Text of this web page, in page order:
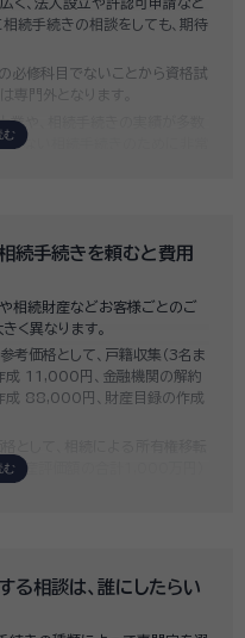
続手続きの相談をしても、期待
必修科目でないことから資格試
専門外となります。
業や、相続手続きの実績が多数
のない相続手続きのために非常
続手続きを頼むと費用
相続財産などお客様ごとのご
く異なります。
考価格として、戸籍収集（3名ま
成 11,000円、金融機関の解約
成 88,000円、財産目録の作成
資産評価額の合計1,000万円）
てしまう場合もあるなど、非
る相談は、誰にしたらい